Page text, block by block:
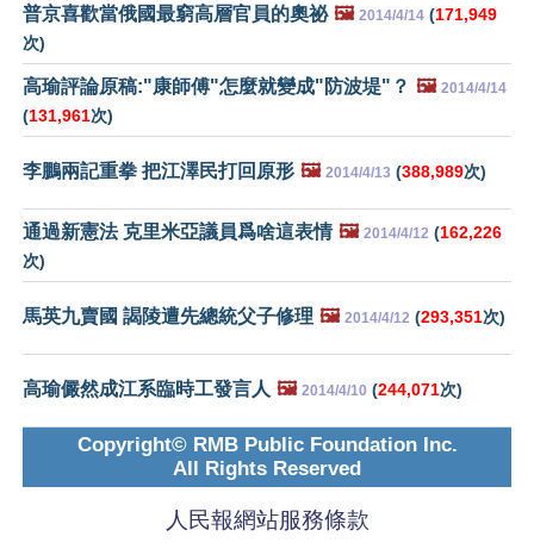
普京喜歡當俄國最窮高層官員的奧祕 🖼️ 2014/4/14 (171,949
次)
高瑜評論原稿:"康師傅"怎麼就變成"防波堤"？ 🖼️ 2014/4/14
(131,961次)
李鵬兩記重拳 把江澤民打回原形 🖼️ 2014/4/13 (388,989次)
通過新憲法 克里米亞議員爲啥這表情 🖼️ 2014/4/12 (162,226
次)
馬英九賣國 謁陵遭先總統父子修理 🖼️ 2014/4/12 (293,351次)
高瑜儼然成江系臨時工發言人 🖼️ 2014/4/10 (244,071次)
Copyright© RMB Public Foundation Inc.
All Rights Reserved
人民報網站服務條款